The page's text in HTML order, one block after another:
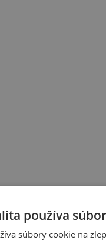
používa
súbory cookie na